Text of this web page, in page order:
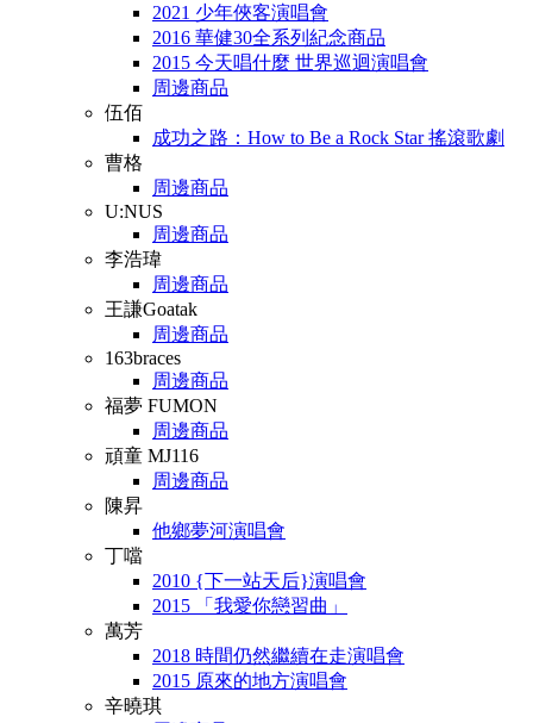
2021 少年俠客演唱會
2016 華健30全系列紀念商品
2015 今天唱什麼 世界巡迴演唱會
周邊商品
伍佰
成功之路：How to Be a Rock Star 搖滾歌劇
曹格
周邊商品
U:NUS
周邊商品
李浩瑋
周邊商品
王謙Goatak
周邊商品
163braces
周邊商品
福夢 FUMON
周邊商品
頑童 MJ116
周邊商品
陳昇
他鄉夢河演唱會
丁噹
2010 {下一站天后}演唱會
2015 「我愛你戀習曲」
萬芳
2018 時間仍然繼續在走演唱會
2015 原來的地方演唱會
辛曉琪